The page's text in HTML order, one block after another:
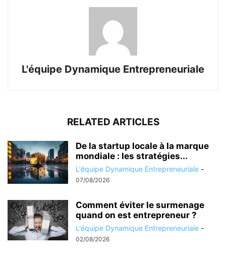
L'équipe Dynamique Entrepreneuriale
RELATED ARTICLES
De la startup locale à la marque
mondiale : les stratégies...
L'équipe Dynamique Entrepreneuriale -
07/08/2026
Comment éviter le surmenage
quand on est entrepreneur ?
L'équipe Dynamique Entrepreneuriale -
02/08/2026